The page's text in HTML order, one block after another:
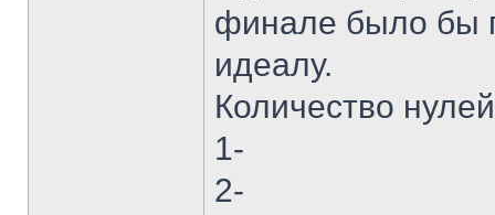
финале было бы
идеалу.
Количество
1-
2-